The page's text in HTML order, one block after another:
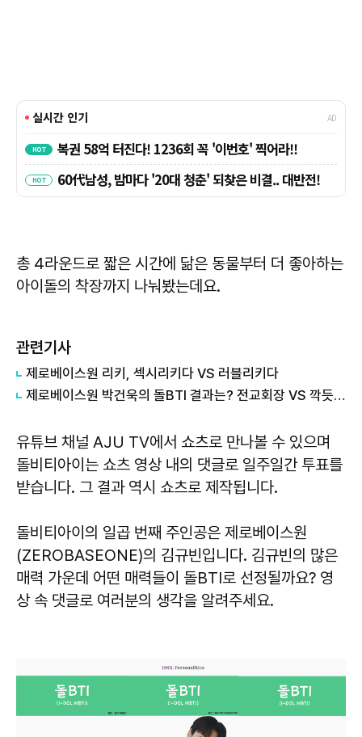
총 4라운드로 짧은 시간에 닮은 동물부터 더 좋아하는
아이돌의 착장까지 나눠봤는데요.
관련기사
제로베이스원 리키, 섹시리키다 VS 러블리키다
제로베이스원 박건욱의 돌BTI 결과는? 전교회장 VS 깍듯후배
유튜브 채널 AJU TV에서 쇼츠로 만나볼 수 있으며
돌비티아이는 쇼츠 영상 내의 댓글로 일주일간 투표를
받습니다. 그 결과 역시 쇼츠로 제작됩니다.
돌비티아이의 일곱 번째 주인공은 제로베이스원
(ZEROBASEONE)의 김규빈입니다. 김규빈의 많은
매력 가운데 어떤 매력들이 돌BTI로 선정될까요? 영
상 속 댓글로 여러분의 생각을 알려주세요.